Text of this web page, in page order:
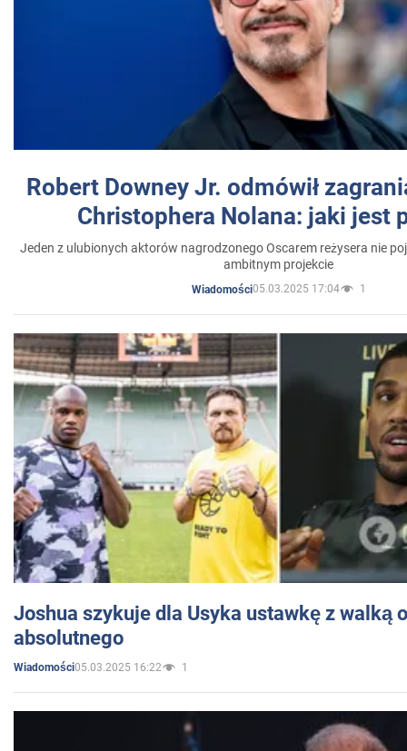
Robert Downey Jr. odmówił
Christophera Nolana: jaki jest
Jeden z ulubionych aktorów nagrodzonego Oscarem reżysera nie
ambitnym projekcie
Wiadomości05.03.2025 17:04 1
Joshua szykuje dla Usyka ustawkę z walką
absolutnego
Wiadomości05.03.2025 16:22 1